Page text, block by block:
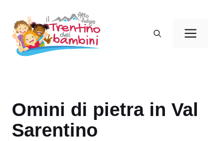
contenuto
Omini di pietra in Val
Sarentino